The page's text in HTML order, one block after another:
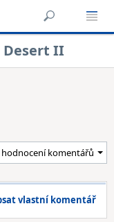
Desert II
vlastní komentář